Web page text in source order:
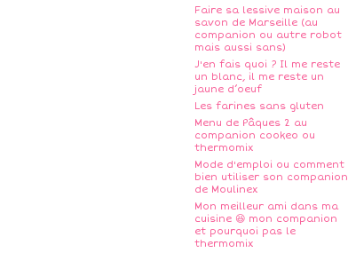
Faire sa lessive maison au
savon de Marseille (au
companion ou autre robot
mais aussi sans)
J'en fais quoi ? Il me reste
un blanc, il me reste un
jaune d’oeuf
Les farines sans gluten
Menu de Pâques 2 au
companion cookeo ou
thermomix
Mode d'emploi ou comment
bien utiliser son companion
de Moulinex
Mon meilleur ami dans ma
cuisine 😆 mon companion
et pourquoi pas le
thermomix